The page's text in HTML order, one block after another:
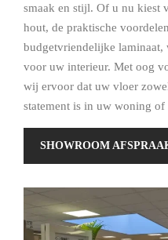
smaak en stijl. Of u nu kiest
hout, de praktische
budgetvriendelijke laminaat,
voor uw interieur. Met oog
wij ervoor dat uw vloer
statement is in uw woning of
SHOWROOM